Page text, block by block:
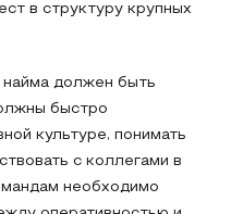
в структуру крупных
найма должен быть
быстро
культуре, понимать
с коллегами в
необходимо